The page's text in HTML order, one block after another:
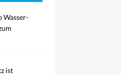
Wasser-
ist